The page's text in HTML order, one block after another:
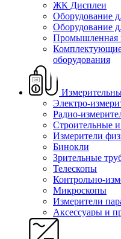
ЖК Дисплеи
Оборудование
Оборудование
Промышленная
оборудования
Электро-
Радио-
Строительные
Измерители
Бинокли
Зрительные
Телескопы
Контрольно-
Микроскопы
Измерители
Аксессуары и